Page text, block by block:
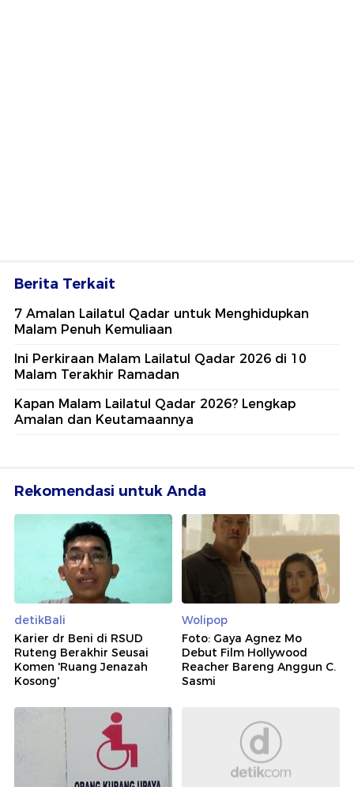
Berita Terkait
7 Amalan Lailatul Qadar untuk Menghidupkan
Malam Penuh Kemuliaan
Ini Perkiraan Malam Lailatul Qadar 2026 di 10
Malam Terakhir Ramadan
Kapan Malam Lailatul Qadar 2026? Lengkap
Amalan dan Keutamaannya
Rekomendasi untuk Anda
detikBali
Karier dr Beni di RSUD
Ruteng Berakhir Seusai
Komen 'Ruang Jenazah
Kosong'
Wolipop
Foto: Gaya Agnez Mo
Debut Film Hollywood
Reacher Bareng Anggun C.
Sasmi